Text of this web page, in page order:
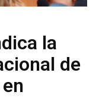
la
de